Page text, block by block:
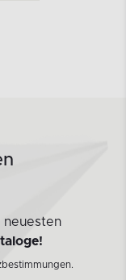
neuesten